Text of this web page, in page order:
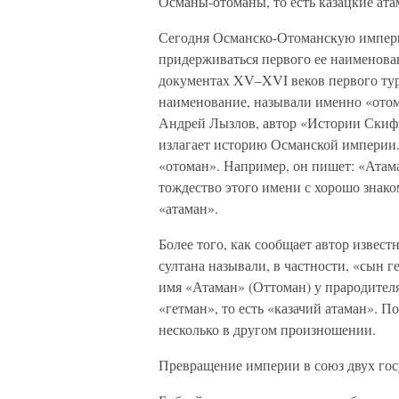
Сегодня Османско-Отоманскую
придерживаться первого ее
документах XV–XVI веков первого
наименование, называли именно
Андрей Лызлов, автор «Истории
излагает историю Османской
«отоман». Например, он пишет:
тождество этого имени с хорошо
«атаман».
Более того, как сообщает автор
султана называли, в частности, «сын
имя «Атаман» (Оттоман) у
«гетман», то есть «казачий атаман».
несколько в другом произношении.
Превращение империи в союз двух